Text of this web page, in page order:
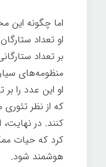
اما چگونه این
او تعداد
بر تعداد
منظومه‌های
او این عدد را
که از نظر تئوری
کنند. در نهایت،
کرد که حیات
هوشمند شود.